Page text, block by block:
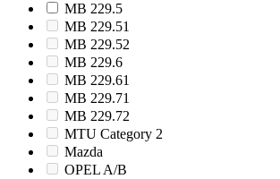
MB 229.5
MB 229.51
MB 229.52
MB 229.6
MB 229.61
MB 229.71
MB 229.72
MTU Category 2
Mazda
OPEL A/B